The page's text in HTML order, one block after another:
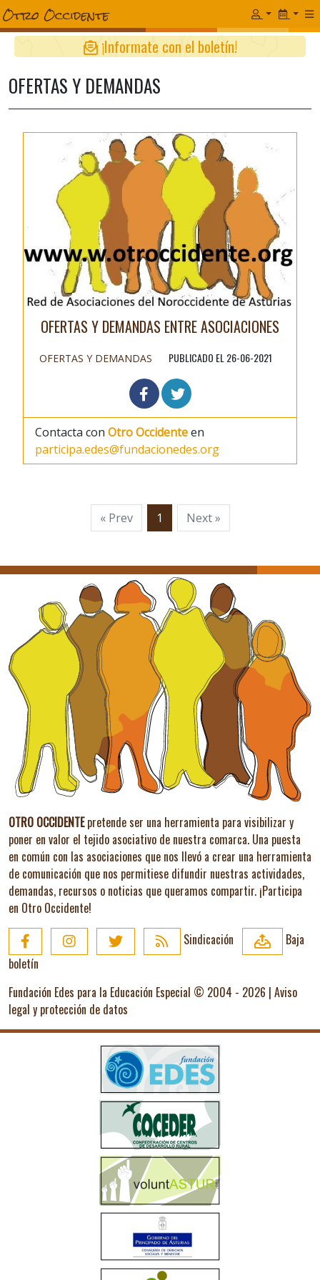
¡Informate con el boletín!
OFERTAS Y DEMANDAS
OFERTAS Y DEMANDAS ENTRE ASOCIACIONES
OFERTAS Y DEMANDAS PUBLICADO EL 26-06-2021
Contacta con Otro Occidenteen
participa.edes@fundacionedes.org
« Prev 1 Next »
OTRO OCCIDENTEpretende ser una herramienta para visibilizar y
poner en valor el tejido asociativo de nuestra comarca. Una puesta
en común con las asociaciones que nos llevó a crear una herramienta
de comunicación que nos permitiese difundir nuestras actividades,
demandas, recursos o noticias que queramos compartir. ¡Participa
en Otro Occidente!
Sindicación
Baja
boletín
Fundación Edes para la Educación Especial © 2004 - 2026 | Aviso
legal y protección de datos